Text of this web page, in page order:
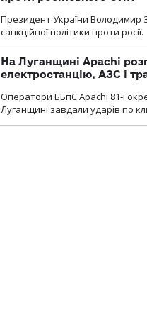
Президент України Володимир
санкційної політики проти росії.
На Луганщині Apachi
електростанцію, АЗС і
Оператори ББпС Apachi 81-ї
Луганщині завдали ударів по